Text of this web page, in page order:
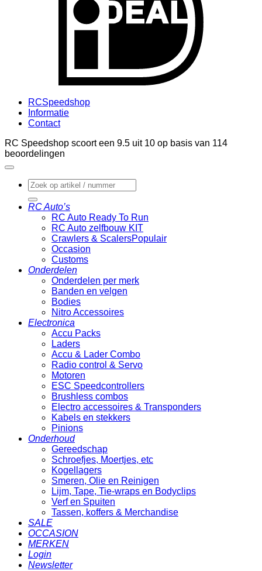
RCSpeedshop
Informatie
Contact
RC Speedshop scoort een 9.5 uit 10 op basis van 114
beoordelingen
Zoeken
naar:
RC Auto’s
RC Auto Ready To Run
RC Auto zelfbouw KIT
Crawlers & Scalers
Occasion
Customs
Onderdelen
Onderdelen per merk
Banden en velgen
Bodies
Nitro Accessoires
Electronica
Accu Packs
Laders
Accu & Lader Combo
Radio control & Servo
Motoren
ESC Speedcontrollers
Brushless combos
Electro accessoires & Transponders
Kabels en stekkers
Pinions
Onderhoud
Gereedschap
Schroefjes, Moertjes, etc
Kogellagers
Smeren, Olie en Reinigen
Lijm, Tape, Tie-wraps en Bodyclips
Verf en Spuiten
Tassen, koffers & Merchandise
SALE
OCCASION
MERKEN
Login
Newsletter